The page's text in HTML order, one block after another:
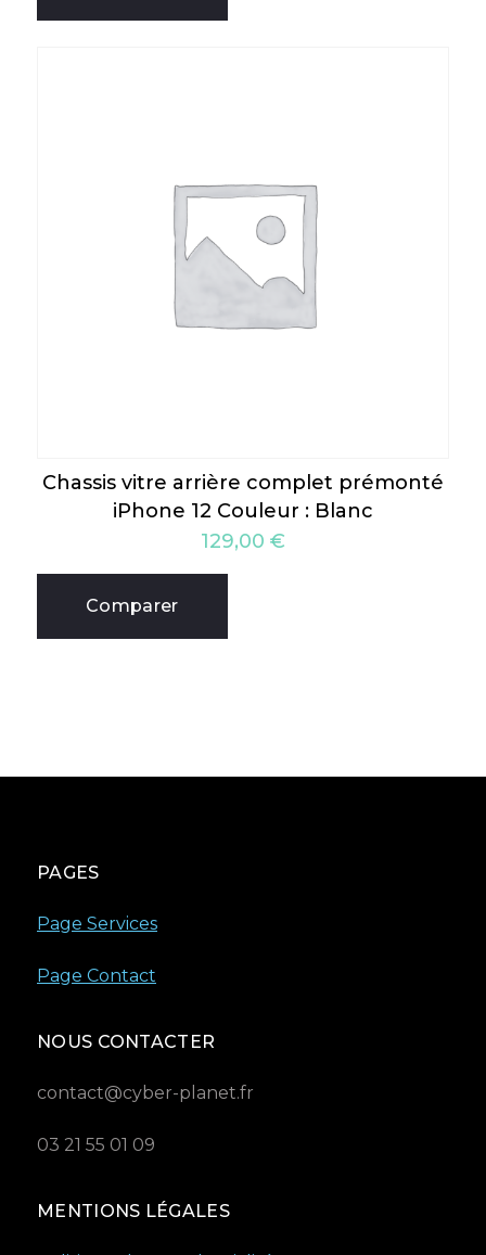
Chassis vitre arrière complet prémonté
iPhone 12 Couleur : Blanc
129,00 €
Comparer
PAGES
Page Services
Page Contact
NOUS CONTACTER
contact@cyber-planet.fr
03 21 55 01 09
MENTIONS LÉGALES